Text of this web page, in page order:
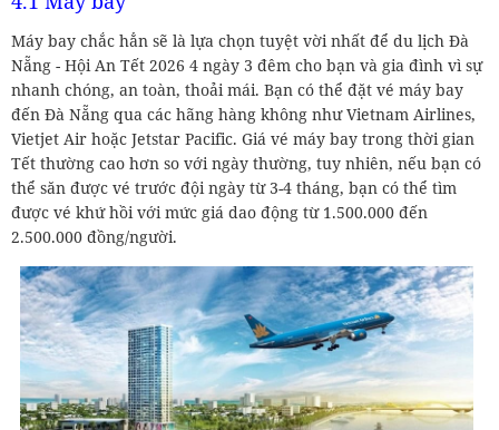
Máy bay chắc hẳn sẽ là lựa chọn tuyệt vời nhất để du lịch Đà
Nẵng - Hội An Tết 2026 4 ngày 3 đêm cho bạn và gia đình vì sự
nhanh chóng, an toàn, thoải mái. Bạn có thể đặt vé máy bay
đến Đà Nẵng qua các hãng hàng không như Vietnam Airlines,
Vietjet Air hoặc Jetstar Pacific. Giá vé máy bay trong thời gian
Tết thường cao hơn so với ngày thường, tuy nhiên, nếu bạn có
thể săn được vé trước đội ngày từ 3-4 tháng, bạn có thể tìm
được vé khứ hồi với mức giá dao động từ 1.500.000 đến
2.500.000 đồng/người.